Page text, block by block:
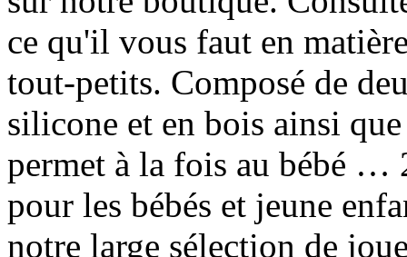
ce qu'il vous faut en
tout-petits. Composé de
silicone et en bois ainsi
permet à la fois au bébé …
pour les bébés et jeune
notre large sélection de